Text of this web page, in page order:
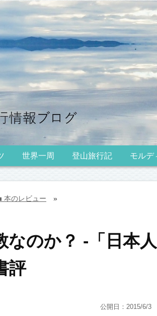
世界一周 登山旅行記 モルデ
本のレビュー »
なのか？ -「日本
評
公開日：2015/6/3